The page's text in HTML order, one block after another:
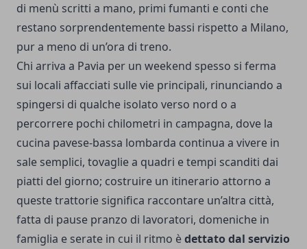
di menù scritti a mano, primi fumanti e conti che
restano sorprendentemente bassi rispetto a Milano,
pur a meno di un’ora di treno.
Chi arriva a Pavia per un weekend spesso si ferma
sui locali affacciati sulle vie principali, rinunciando a
spingersi di qualche isolato verso nord o a
percorrere pochi chilometri in campagna, dove la
cucina pavese-bassa lombarda continua a vivere in
sale semplici, tovaglie a quadri e tempi scanditi dai
piatti del giorno; costruire un itinerario attorno a
queste trattorie significa raccontare un’altra città,
fatta di pause pranzo di lavoratori, domeniche in
famiglia e serate in cui il ritmo èdettato dal servizio